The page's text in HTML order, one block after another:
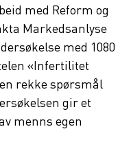
med Reform og
Markedsanlyse
med 1080
«Infertilitet
rekke spørsmål
gir et
menns egen